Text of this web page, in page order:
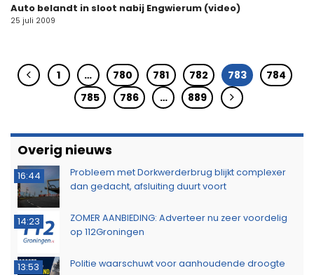
Auto belandt in sloot nabij Engwierum (video)
25 juli 2009
1 … 780 781 782 783
784
785
786 … 889
Overig nieuws
16:44
Probleem met Dorkwerderbrug blijkt complexer
dan gedacht, afsluiting duurt voort
14:23
ZOMER AANBIEDING: Adverteer nu zeer voordelig
op 112Groningen
13:53 Politie waarschuwt voor aanhoudende droogte